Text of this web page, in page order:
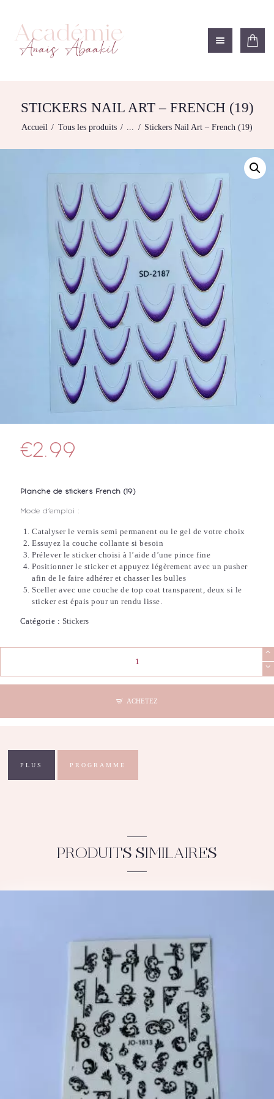
STICKERS NAIL ART – FRENCH (19)
Accueil Tous les produits ... Stickers Nail Art – French (19)
ACADÉMIE ANAÏS ABAAKIL
Formation et shop Indigo
NOS FORMATIONS
FORMATIONS
CONTACTEZ-NOUS
RECHERCHE
MODÈLE
€2.99
Planche de stickers French (19)
Mode d’emploi :
Catalyser le vernis semi permanent ou le gel de votre choix
Essuyez la couche collante si besoin
Prélever le sticker choisi à l’aide d’une pince fine
Positionner le sticker et appuyez légèrement avec un pusher
afin de le faire adhérer et chasser les bulles
Sceller avec une couche de top coat transparent, deux si le
sticker est épais pour un rendu lisse.
Catégorie : Stickers
Stickers
ACHETEZ
PLUS PROGRAMME
PRODUITS SIMILAIRES